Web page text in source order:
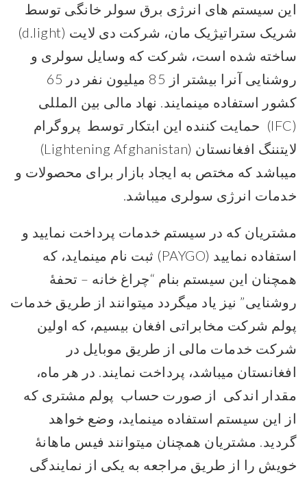
این سیستم های انرژی برق سولر خانگی توسط
شریک ستراتیژیک مان، شرکت دی لایت (d.light)
ساخته شده است، شرکت که وسایل سولری و
روشنایی آنرا بیشتر از 85 میلیون نفر در 65
کشور استفاده مینمایند. نهاد مالی بین المللی
(IFC) حمایت کننده این ابتکار توسط پروگرام
لایتننگ افغانستان (Lightening Afghanistan)
میباشد که مختص به ایجاد بازار برای محصولات و
خدمات انرژی سولری میباشد.
مشتریان که در سیستم خدمات پرداخت نمایید و
استفاده نمایید (PAYGO) ثبت نام مینماید، که
همچنان این سیستم بنام “چراغ خانه – تحفۀ
روشنایی” نیز یاد میگردد میتوانند از طریق خدمات
پولم شرکت مخابراتی افغان بیسیم، که اولین
شرکت خدمات مالی از طریق موبایل در
افغانستان میباشد، پرداخت نمایند. در هر ماه،
مقدار اندکی از صورت حساب پولم مشتری که
از این سیستم استفاده مینماید، وضع خواهد
گردید. مشتریان همچنان میتوانند فیس ماهانۀ
خویش را از طریق مراجعه به یکی از نمایندگی